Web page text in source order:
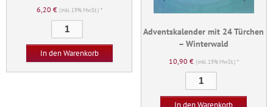
6,20 € (inkl. 19% MwSt.) *
Wochentage
Menge
In den Warenkorb
Adventskalender mit 24 Türchen
– Winterwald
10,90 € (inkl. 19% MwSt.) *
mit
24